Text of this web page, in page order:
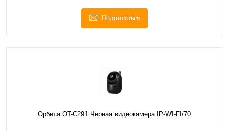
Подписаться
Орбита OT-C291 Черная видеокамера IP-WI-FI/70